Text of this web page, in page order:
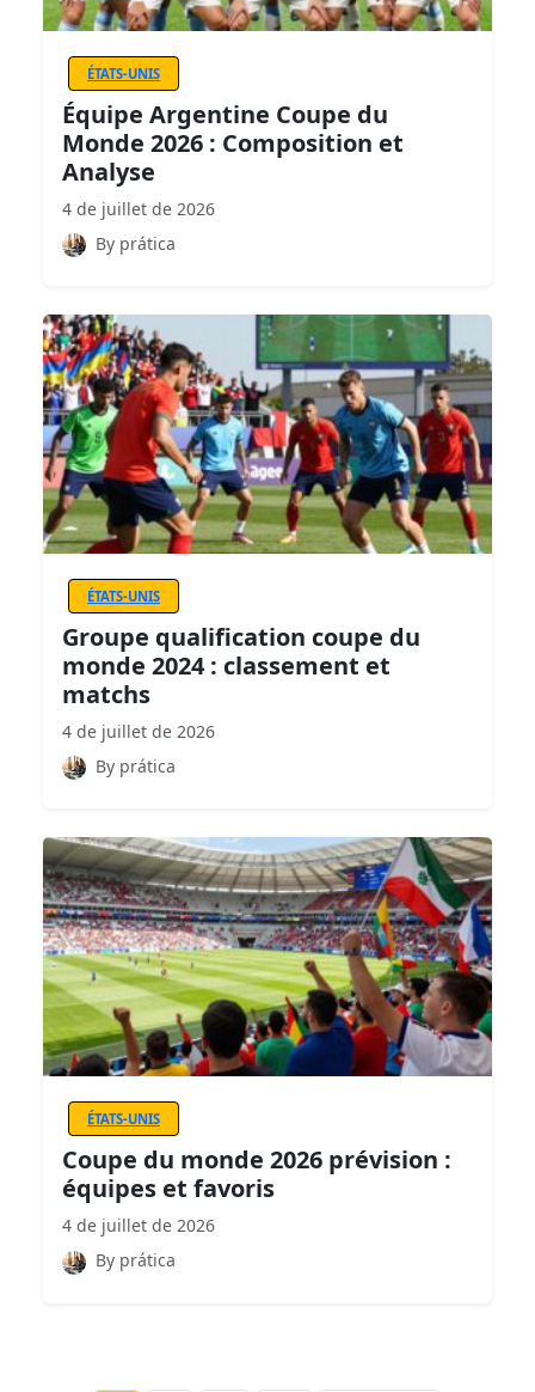
ÉTATS-UNIS
Équipe Argentine Coupe du
Monde 2026 : Composition et
Analyse
4 de juillet de 2026
By prática
ÉTATS-UNIS
Groupe qualification coupe du
monde 2024 : classement et
matchs
4 de juillet de 2026
By prática
ÉTATS-UNIS
Coupe du monde 2026 prévision :
équipes et favoris
4 de juillet de 2026
By prática